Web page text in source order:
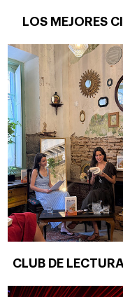
LOS MEJORES
CLUB DE